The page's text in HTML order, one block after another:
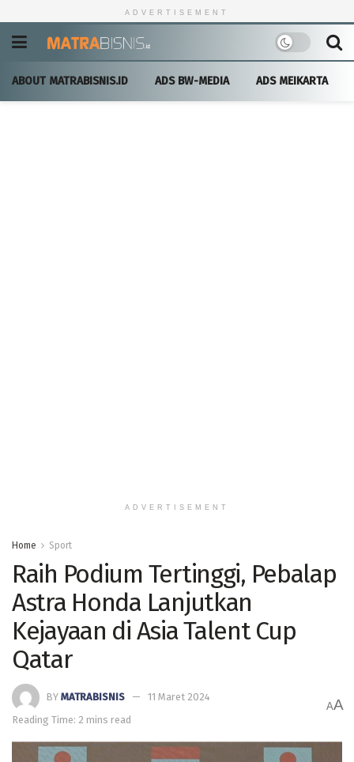
ADVERTISEMENT
ABOUT MATRABISNIS.ID ADS BW-MEDIA ADS MEIKARTA
ADVERTISEMENT
Home Sport
Raih Podium Tertinggi, Pebalap
Astra Honda Lanjutkan
Kejayaan di Asia Talent Cup
Qatar
BY MATRABISNIS
11 Maret 2024
Reading Time: 2 mins read
AA